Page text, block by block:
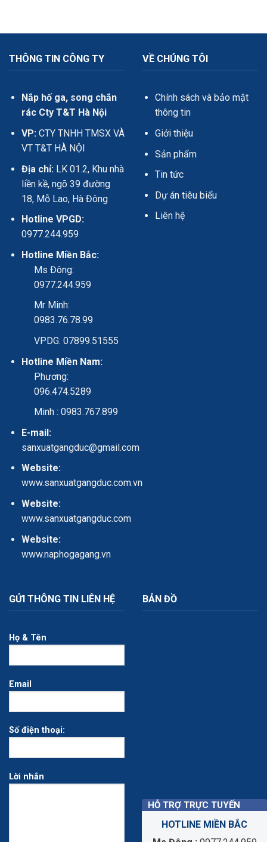
THÔNG TIN CÔNG TY
Nắp hố ga, song chắn
rác Cty T&T Hà Nội
VP:CTY TNHH TMSX VÀ
VT T&T HÀ NỘI
Địa chỉ:LK 01.2, Khu nhà
liền kề, ngõ 39 đường
18, Mỗ Lao, Hà Đông
Hotline VPGD:
0977.244.959
Hotline Miền Bắc:
Ms Đông:
0977.244.959
Mr Minh:
0983.76.78.99
VPDG: 07899.51555
Hotline Miền Nam:
Phương:
096.474.5289
Minh : 0983.767.899
E-mail:
sanxuatgangduc@gmail.com
Website:
www.sanxuatgangduc.com.vn
Website:
www.sanxuatgangduc.com
Website:
www.naphogagang.vn
VỀ CHÚNG TÔI
Chính sách và bảo mật
thông tin
Giới thiệu
Sản phẩm
Tin tức
Dự án tiêu biểu
Liên hệ
GỬI THÔNG TIN LIÊN HỆ
Họ & Tên
Email
Số điện thoại:
Lời nhắn
BẢN ĐỒ
Ẩn
HỖ TRỢ TRỰC TUYẾN
HOTLINE MIỀN BẮC